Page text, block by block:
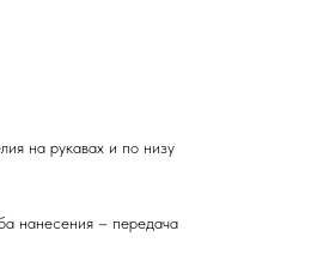
на рукавах и по низу
нанесения – передача